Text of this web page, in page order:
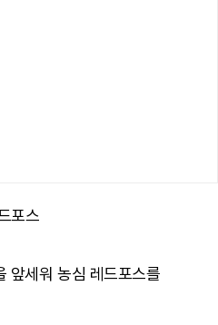
포스
앞세워 농심 레드포스를